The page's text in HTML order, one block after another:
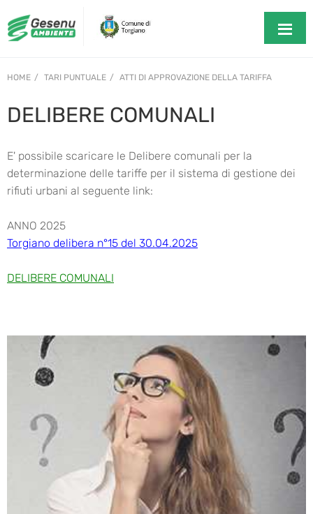
HOME TARI PUNTUALE ATTI DI APPROVAZIONE DELLA TARIFFA
DELIBERE COMUNALI
E' possibile scaricare le Delibere comunali per la
determinazione delle tariffe per il sistema di gestione dei
rifiuti urbani al seguente link:
ANNO 2025
Torgiano delibera n°15 del 30.04.2025
DELIBERE COMUNALI